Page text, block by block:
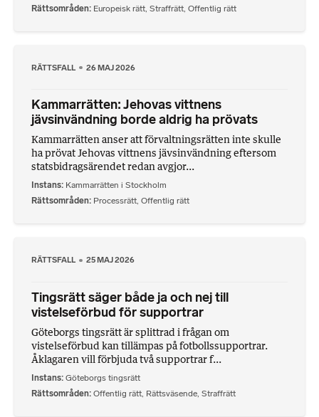
Rättsområden Europeisk rätt Straffrätt Offentlig rätt
RÄTTSFALL 26 MAJ 2026
Kammarrätten: Jehovas vittnens
jävsinvändning borde aldrig ha prövats
Kammarrätten anser att förvaltningsrätten inte skulle
ha prövat Jehovas vittnens jävsinvändning eftersom
statsbidragsärendet redan avgjor...
Instans Kammarrätten i Stockholm
Rättsområden Processrätt, Offentlig rätt
RÄTTSFALL 25 MAJ 2026
Tingsrätt säger både ja och nej till
vistelseförbud för supportrar
Göteborgs tingsrätt är splittrad i frågan om
vistelseförbud kan tillämpas på fotbollssupportrar.
Åklagaren vill förbjuda två supportrar f...
Instans Göteborgs tingsrätt
Rättsområden Offentlig rätt, Rättsväsende, Straffrätt